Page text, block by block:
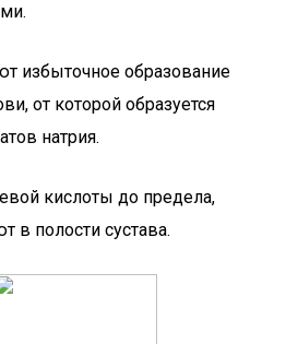
избыточное образование
от которой образуется
натрия.
кислоты до предела,
в полости сустава.